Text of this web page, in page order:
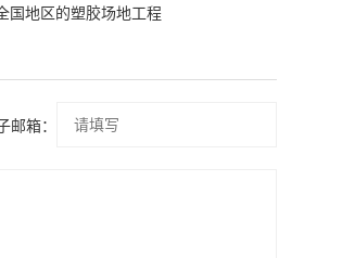
国地区的塑胶场地工程
邮箱：